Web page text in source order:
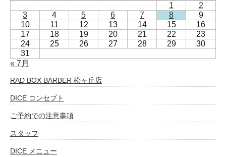
1
2
3
4 5 6 7 8
9
10
11 12 13 14 15
16
17
18 19 20 21 22
23
24
25 26 27 28 29
30
31
« 7月
RAD BOX BARBER 松ヶ丘店
DICE コンセプト
ご予約での注意事項
スタッフ
DICE メニュー